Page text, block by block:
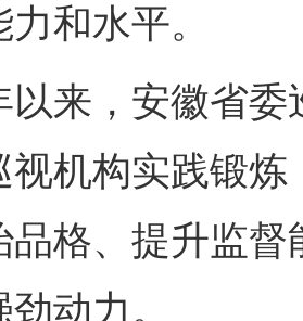
和水平。
，安徽省委
视机构实践锻
品格、提升监
动力。